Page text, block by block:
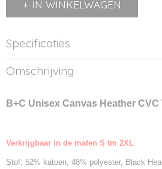
IN WINKELWAGEN
Specificaties
Productcode
3001CVC-1
3001CVC
Omschrijving
B+C Unisex Canvas Heather CVC
Verkrijgbaar in de maten S tm 2XL
Stof: 52% katoen, 48% polyester, Black